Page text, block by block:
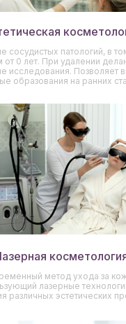
метод ухода за
лазерные
различных эстетических
сосудистых патологий, в
от 0 лет. При удалении
исследования. Позволяет
образования на ранних